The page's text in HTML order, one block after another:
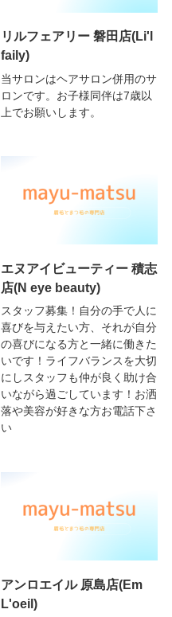
リルフェアリー 磐田店(Li'l
faily)
当サロンはヘアサロン併用のサ
ロンです。お子様同伴は7歳以
上でお願いします。
エヌアイビューティー 積志
店(N eye beauty)
スタッフ募集！自分の手で人に
喜びを与えたい方、それが自分
の喜びになる方と一緒に働きた
いです！ライフバランスを大切
にしスタッフも仲が良く助け合
いながら過ごしています！お洒
落や美容が好きな方お電話下さ
い
アンロエイル 原島店(Em
L'oeil)